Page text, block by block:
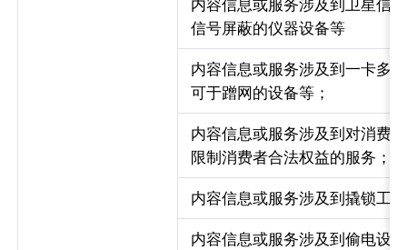
内容信息或服务涉及到卫星信
信号屏蔽的仪器设备等
内容信息或服务涉及到一卡多
可于蹭网的设备等；
内容信息或服务涉及到对消费
限制消费者合法权益的服务；
内容信息或服务涉及到撬锁工
内容信息或服务涉及到偷电设